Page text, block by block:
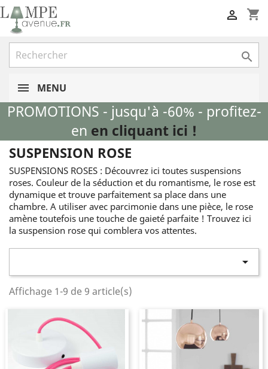
shopping_cart


MENU
PROMOTIONS - jusqu'à -60% - profitez-
en en cliquant ici !
SUSPENSION ROSE
SUSPENSIONS ROSES : Découvrez ici toutes suspensions
roses. Couleur de la séduction et du romantisme, le rose est
dynamique et trouve parfaitement sa place dans une
chambre. A utiliser avec parcimonie dans une pièce, le rose
amène toutefois une touche de gaieté parfaite ! Trouvez ici
la suspension rose qui comblera vos attentes.

Affichage 1-9 de 9 article(s)